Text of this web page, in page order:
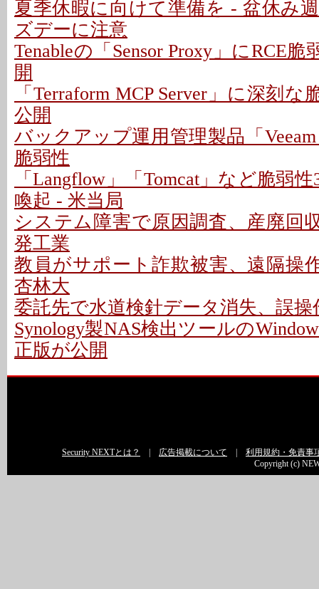
夏季休暇に向けて準備を - 盆休み
ズデーに注意
Tenableの「Sensor Proxy」にRCE
開
「Terraform MCP Server」に深刻
公開
バックアップ運用管理製品「
脆弱性
「Langflow」「Tomcat」など脆弱
喚起 - 米当局
システム障害で原因調査、産廃回
発工業
教員がサポート詐欺被害、遠隔操
杏林大
委託先で水道検針データ消失、誤
Synology製NAS検出ツールの
正版が公開
Security NEXTとは？ 広告掲載について
利用規約・免責事
Copyright (c)